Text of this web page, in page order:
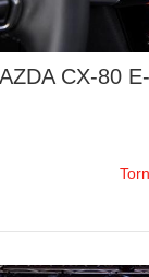
CX-80